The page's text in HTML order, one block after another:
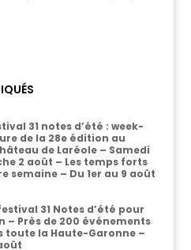
31 notes d’été : week-
de la 28e édition au
de Laréole – Samedi
2 août – Les temps forts
semaine – Du 1er au 9 août
31 Notes d’été pour
– Près de 200 événements
toute la Haute-Garonne –